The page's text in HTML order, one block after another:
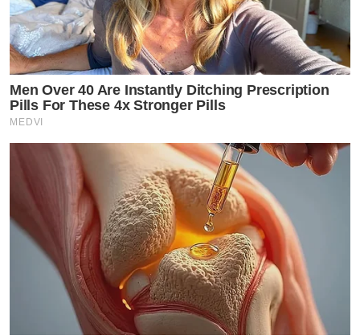
Men Over 40 Are Instantly Ditching Prescription
Pills For These 4x Stronger Pills
MEDVI